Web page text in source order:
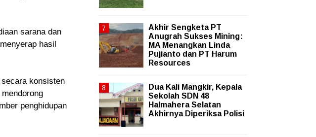
sarana dan
hasil
konsisten
penghidupan
Akhir Sengketa PT
Anugrah Sukses Mining:
MA Menangkan Linda
Pujianto dan PT Harum
Resources
Dua Kali Mangkir, Kepala
Sekolah SDN 48
Halmahera Selatan
Akhirnya Diperiksa Polisi